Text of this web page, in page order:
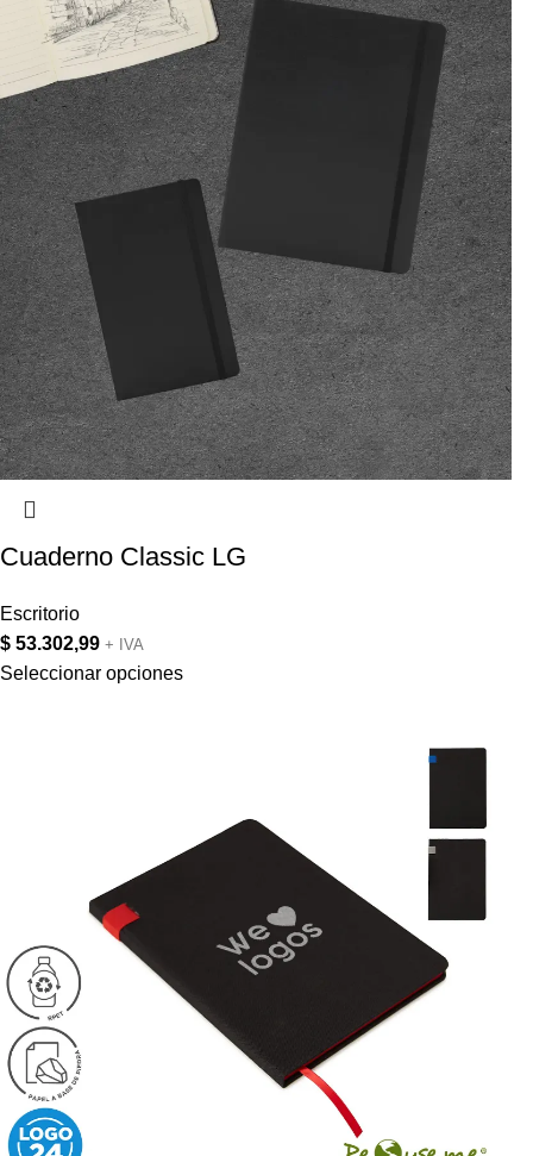
Cuaderno Classic LG
Escritorio
$ 53.302,99 + IVA
Seleccionar opciones